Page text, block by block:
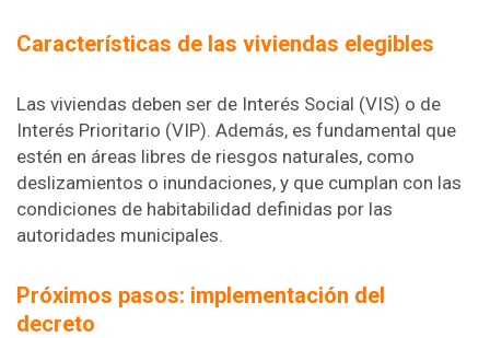
Características de las viviendas elegibles
Las viviendas deben ser de Interés Social (VIS) o de
Interés Prioritario (VIP). Además, es fundamental que
estén en áreas libres de riesgos naturales, como
deslizamientos o inundaciones, y que cumplan con las
condiciones de habitabilidad definidas por las
autoridades municipales.
Próximos pasos: implementación del
decreto